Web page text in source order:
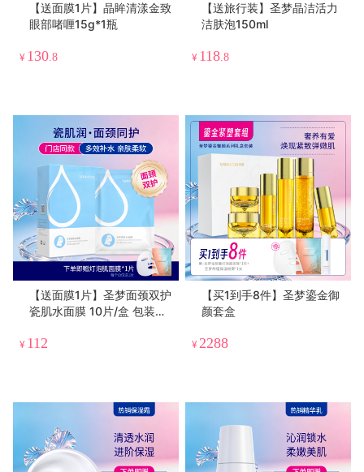
【送面膜1片】晶眸清漾金致
眼部啫喱15g*1瓶
¥ 130.8
【送旅行装】圣梦晶洁活力
洁肤泡150ml
¥ 118.8
【送面膜1片】圣梦面颈双护
瓷肌水面膜 10片/盒 包装升
¥ 112
【买1到手8件】圣梦鎏金御
颜套盒
¥2288